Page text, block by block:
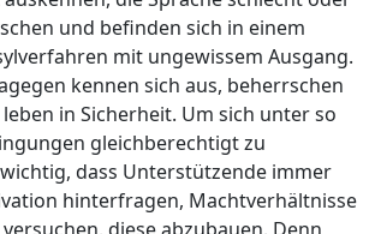
und befinden sich in einem
mit ungewissem Ausgang.
kennen sich aus, beherrschen
in Sicherheit. Um sich unter so
gleichberechtigt zu
dass Unterstützende immer
hinterfragen, Machtverhältnisse